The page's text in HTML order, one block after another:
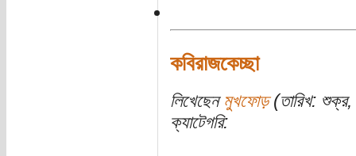
কবিরাজকেচ্ছা
লিখেছেন মুখফোড়(তারিখ:
ক্যাটেগরি: